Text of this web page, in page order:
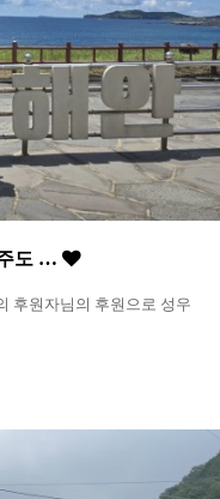
도 …
후원자님의 후원으로 성우